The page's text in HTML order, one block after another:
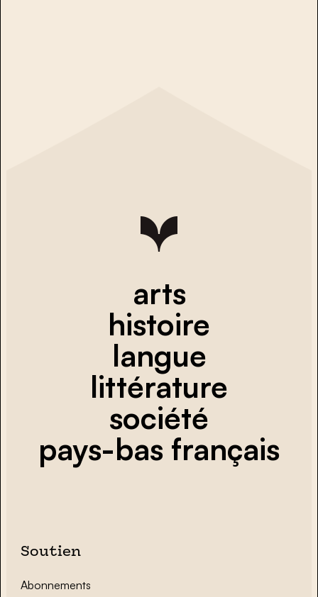
arts
histoire
langue
littérature
société
pays-bas français
Soutien
Abonnements